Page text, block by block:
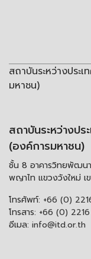
สถาบันระหว่างประ
มหาชน)
สถาบันระหว่างป
(องค์การมหาชน)
ชั้น 8 อาคารวิทยพัฒน
พญาไท แขวงวังใหม่
โทรศัพท์: +66 (0)
โทรสาร: +66 (0)
อีเมล: info@itd.or.th